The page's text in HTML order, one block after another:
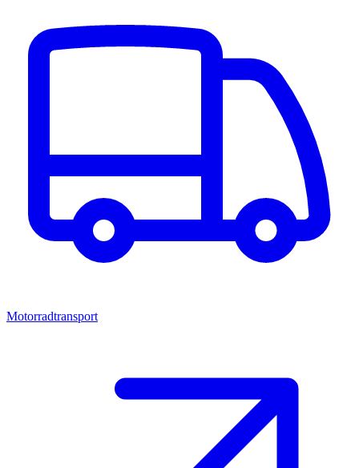
Motorradtransport